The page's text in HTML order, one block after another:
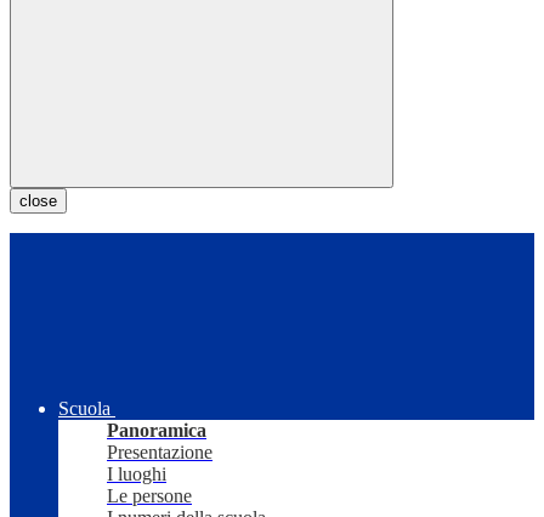
close
Scuola
Panoramica
Presentazione
I luoghi
Le persone